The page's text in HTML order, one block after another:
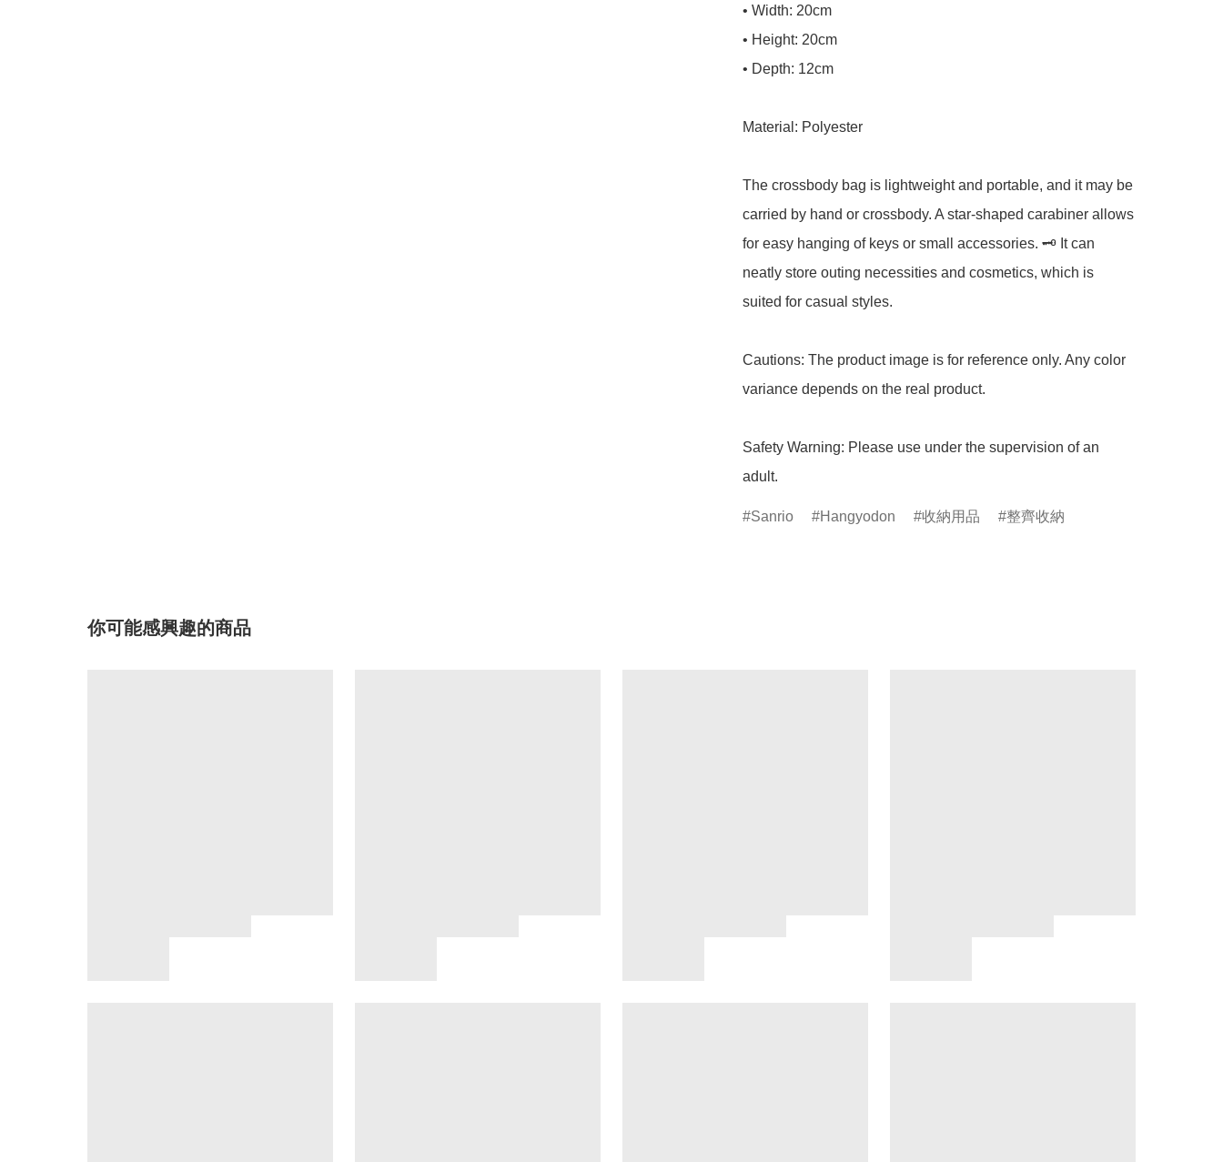
• Width: 20cm
• Height: 20cm
• Depth: 12cm
Material: Polyester
The crossbody bag is lightweight and portable, and it may be
carried by hand or crossbody. A star-shaped carabiner allows
for easy hanging of keys or small accessories. 🗝️ It can
neatly store outing necessities and cosmetics, which is
suited for casual styles.
Cautions: The product image is for reference only. Any color
variance depends on the real product.
Safety Warning: Please use under the supervision of an
adult.
Sanrio Hangyodon 收納用品 整齊收納
你可能感興趣的商品